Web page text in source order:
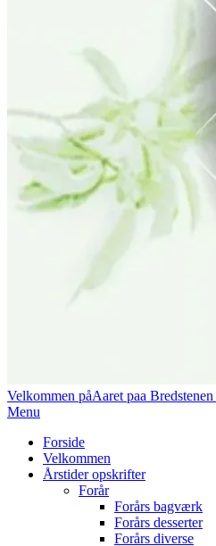
Velkommen påAaret paa Bredstenen
Primary
Menu
Menu
Forside
Velkommen
Årstider opskrifter
Forår
Forårs bagværk
Forårs desserter
Forårs diverse